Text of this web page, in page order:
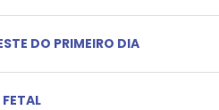
DO PRIMEIRO DIA